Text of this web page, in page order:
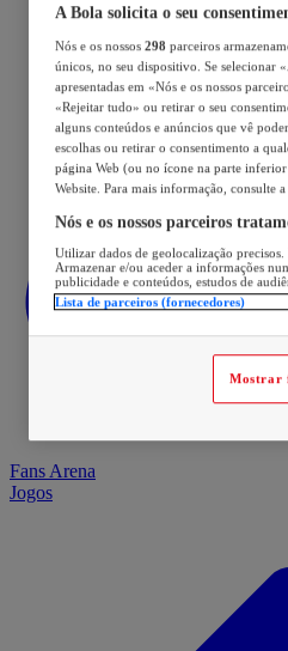
Fans Arena
Jogos
A Bola solicita o seu
Nós e os nossos 298 parceiros
únicos, no seu dispositivo. Se selecionar
apresentadas em «Nós e os nossos
«Rejeitar tudo» ou retirar o seu
alguns conteúdos e anúncios que vê
escolhas ou retirar o consentimento a
página Web (ou no ícone na parte inferior
Website. Para mais informação, consulte
Nós e os nossos parceiros
Utilizar dados de geolocalização
Armazenar e/ou aceder a informações
publicidade e conteúdos, estudos de
Lista de parceiros (fornecedores)
Mostrar